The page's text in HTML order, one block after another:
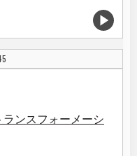
ンスフォーメーシ